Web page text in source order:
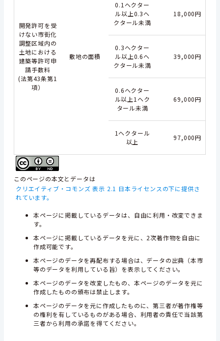
開発許可を受
けない市街化
調整区域内の
土地における
建築等許可申
請手数料
(法第43条第1
項）
敷地の面積
0.1ヘクター
ル以上0.3ヘ
クタール未満
18,000円
0.3ヘクター
ル以上0.6ヘ
クタール未満
39,000円
0.6ヘクター
ル以上1ヘク
タール未満
69,000円
1ヘクタール
以上
97,000円
このページの本文とデータは
クリエイティブ・コモンズ 表示 2.1 日本ライセンスの下に提供さ
れています。
本ページに掲載しているデータは、自由に利用・改変できま
す。
本ページに掲載しているデータを元に、2次著作物を自由に
作成可能です。
本ページのデータを再配布する場合は、データの出典（本市
等のデータを利用している旨）を表示してください。
本ページのデータを改変したもの、本ページのデータを元に
作成したものの頒布は禁止します。
本ページのデータを元に作成したものに、第三者が著作権等
の権利を有しているものがある場合、利用者の責任で当該第
三者から利用の承諾を得てください。